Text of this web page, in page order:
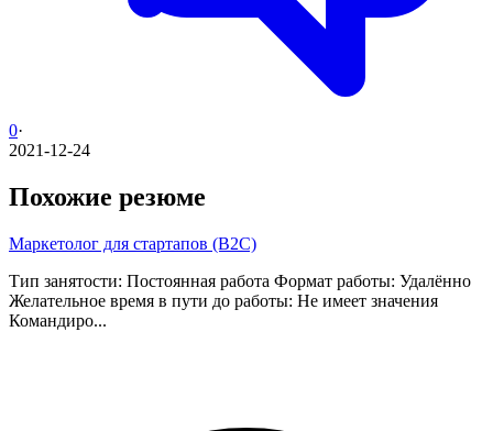
0·
2021-12-24
Похожие резюме
Маркетолог для стартапов (B2C)
Тип занятости: Постоянная работа Формат работы: Удалённо
Желательное время в пути до работы: Не имеет значения
Командиро...